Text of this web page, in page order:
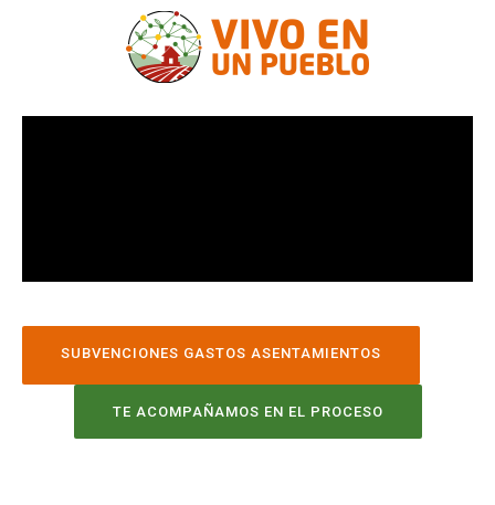
SUBVENCIONES GASTOS ASENTAMIENTOS
TE ACOMPAÑAMOS EN EL PROCESO